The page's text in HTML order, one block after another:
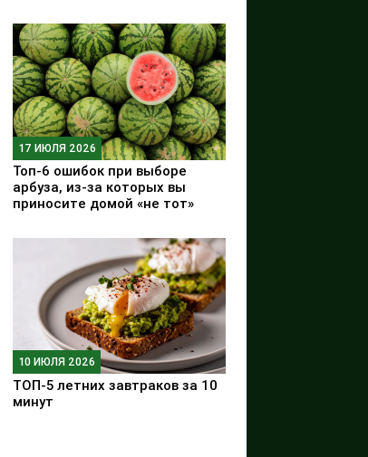
17 ИЮЛЯ 2026
Топ-6 ошибок при выборе
арбуза, из-за которых вы
приносите домой «не тот»
10 ИЮЛЯ 2026
ТОП-5 летних завтраков за 10
минут